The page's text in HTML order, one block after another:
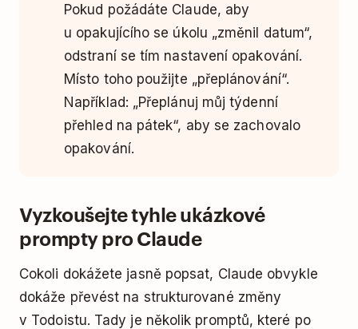
Pokud požádáte Claude, aby
u opakujícího se úkolu „změnil datum“,
odstraní se tím nastavení opakování.
Místo toho použijte „přeplánování“.
Například: „Přeplánuj můj týdenní
přehled na pátek“, aby se zachovalo
opakování.
Vyzkoušejte tyhle ukázkové
prompty pro Claude
Cokoli dokážete jasně popsat, Claude obvykle
dokáže převést na strukturované změny
v Todoistu. Tady je několik promptů, které po